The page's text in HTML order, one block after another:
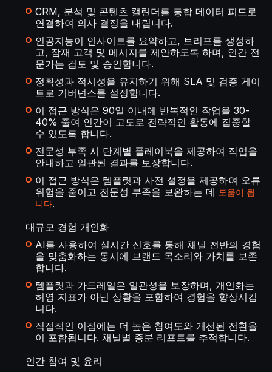
CRM, 분석 및 콘텐츠 캘린더를 통합 데이터 피드로
연결하여 의사 결정을 내립니다.
인공지능이 인사이트를 요약하고, 브리프를 생성하
고, 잠재 고객 및 메시지를 제안하도록 하며, 인간 전
문가는 검토 및 승인합니다.
정확성과 적시성을 유지하기 위해 SLA 및 검증 게이
트로 거버넌스를 설정합니다.
이 접근 방식은 90일 이내에 반복적인 작업을 30-
40% 줄여 인간이 고도로 전략적인 활동에 집중할
수 있도록 합니다.
전문성 부족 시 단계별 플레이북을 제공하여 작업을
안내하고 일관된 결과를 보장합니다.
이 접근 방식은 템플릿과 사전 설정을 제공하여 오류
위험을 줄이고 전문성 부족을 보완하는 데 도움이 됩
니다.
대규모 경험 개인화
AI를 사용하여 실시간 신호를 통해 채널 전반의 경험
을 맞춤화하는 동시에 브랜드 목소리와 가치를 보존
합니다.
템플릿과 가드레일은 일관성을 보장하며, 개인화는
허영 지표가 아닌 상황을 포함하여 경험을 향상시킵
니다.
직접적인 이점에는 더 높은 참여도와 개선된 전환율
이 포함됩니다. 채널별 증분 리프트를 추적합니다.
인간 참여 및 윤리